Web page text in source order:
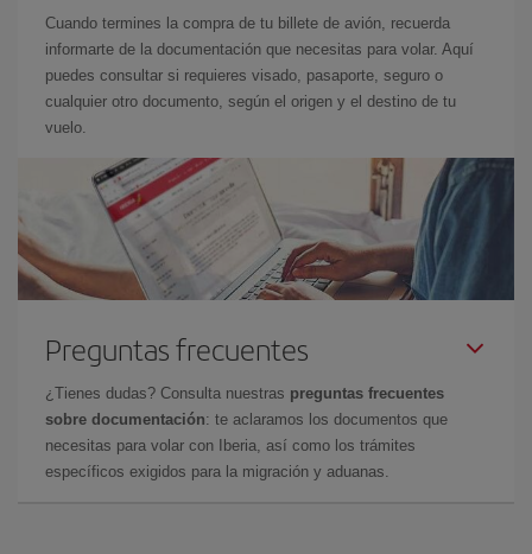
Cuando termines la compra de tu billete de avión, recuerda
informarte de la documentación que necesitas para volar. Aquí
puedes consultar si requieres visado, pasaporte, seguro o
cualquier otro documento, según el origen y el destino de tu
vuelo.
Preguntas frecuentes
¿Tienes dudas? Consulta nuestras preguntas frecuentes
sobre documentación: te aclaramos los documentos que
necesitas para volar con Iberia, así como los trámites
específicos exigidos para la migración y aduanas.